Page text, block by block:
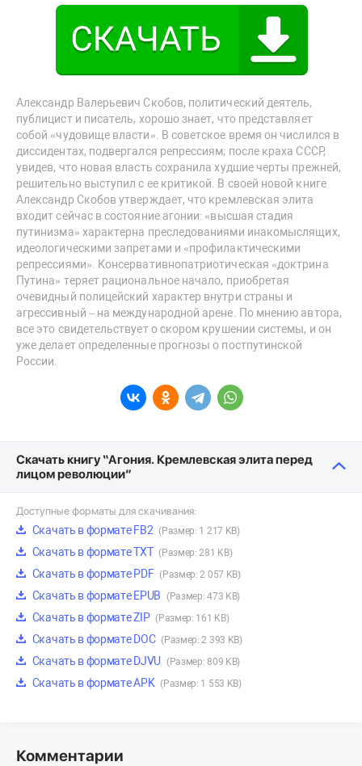
Александр Валерьевич Скобов, политический деятель,
публицист и писатель, хорошо знает, что представляет
собой «чудовище власти». В советское время он числился в
диссидентах, подвергался репрессиям; после краха СССР,
увидев, что новая власть сохранила худшие черты прежней,
решительно выступил с ее критикой. В своей новой книге
Александр Скобов утверждает, что кремлевская элита
входит сейчас в состояние агонии: «высшая стадия
путинизма» характерна преследованиями инакомыслящих,
идеологическими запретами и «профилактическими
репрессиями». Консервативнопатриотическая «доктрина
Путина» теряет рациональное начало, приобретая
очевидный полицейский характер внутри страны и
агрессивный – на международной арене. По мнению автора,
все это свидетельствует о скором крушении системы, и он
уже делает определенные прогнозы о постпутинской
России.
Скачать книгу “Агония. Кремлевская элита перед
лицом революции”
Доступные форматы для скачивания:
Скачать в формате FB2 (Размер: 1 217 KB)
Скачать в формате TXT (Размер: 281 KB)
Скачать в формате PDF (Размер: 2 057 KB)
Скачать в формате EPUB (Размер: 473 KB)
Скачать в формате ZIP (Размер: 161 KB)
Скачать в формате DOC (Размер: 2 393 KB)
Скачать в формате DJVU (Размер: 809 KB)
Скачать в формате APK (Размер: 1 553 KB)
Комментарии